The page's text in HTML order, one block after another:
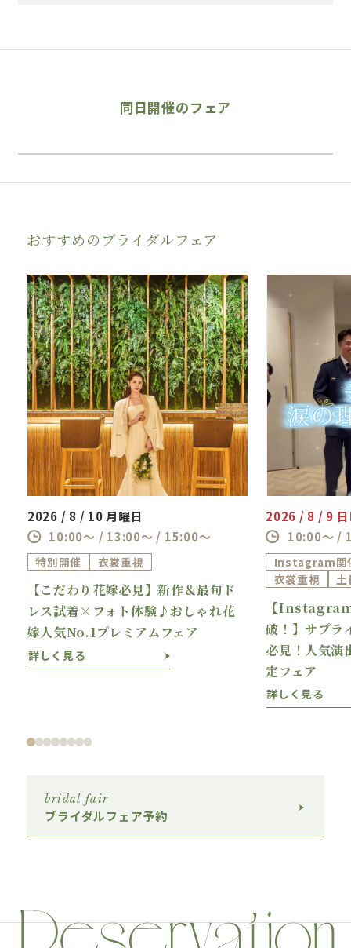
同日開催のフェア
おすすめのブライダルフェア
2026 / 8 / 10 月曜日
10:00～ / 13:00～ / 15:00～
特別開催 衣裳重視
【こだわり花嫁必見】新作＆最旬ド
レス試着×フォト体験♪おしゃれ花
嫁人気No.1プレミアムフェア
詳しく見る
2026 / 8 / 9
10:00～ /
Instagram関
衣裳重視
土
【
破！】サプラ
必見！人気演
定フェア
詳しく見る
bridal fair
ブライダルフェア予約